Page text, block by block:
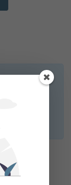
de mise en